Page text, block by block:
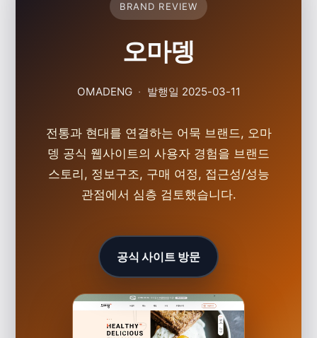
BRAND REVIEW
오마뎅
OMADENG · 발행일 2025-03-11
전통과 현대를 연결하는 어묵 브랜드, 오마
뎅 공식 웹사이트의 사용자 경험을 브랜드
스토리, 정보구조, 구매 여정, 접근성/성능
관점에서 심층 검토했습니다.
공식 사이트 방문